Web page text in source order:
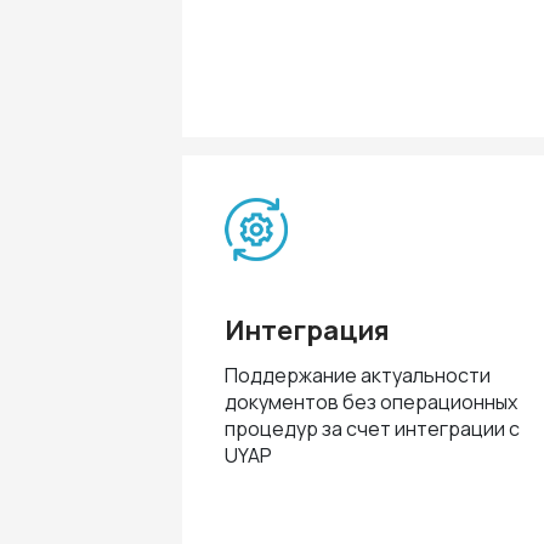
Интеграция
Поддержание актуальности
документов без операционных
процедур за счет интеграции с
UYAP